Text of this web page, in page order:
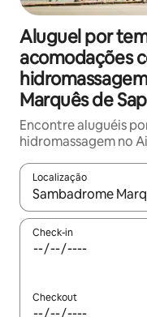
Aluguel por
acomodações
Marquês de
Encontre aluguéis
hidromassagem no
Localização
Quando os
Check-in
Checkout